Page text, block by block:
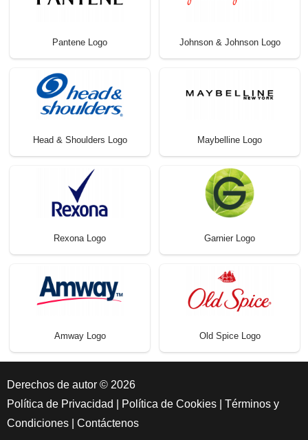
Pantene Logo Johnson & Johnson Logo
Head & Shoulders Logo Maybelline Logo
Rexona Logo Garnier Logo
Amway Logo Old Spice Logo
Derechos de autor © 2026
Política de Privacidad
Política de Cookies
Términos y
Condiciones
Contáctenos